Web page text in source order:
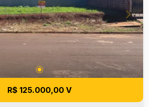
R$ 125.000,00 V